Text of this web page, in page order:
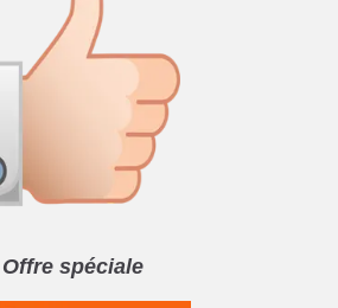
Offre spéciale